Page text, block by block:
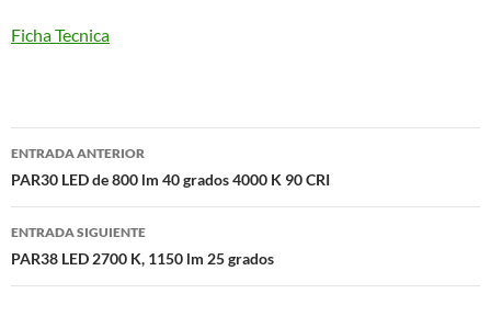
Ficha Tecnica
Navegación
de
entradas
ENTRADA ANTERIOR
PAR30 LED de 800 lm 40 grados 4000 K 90 CRI
ENTRADA SIGUIENTE
PAR38 LED 2700 K, 1150 lm 25 grados